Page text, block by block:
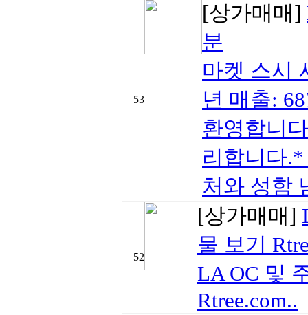
53
[상가매매]
분
마켓 스시
년 매출:
환영합니
리합니다
처와 성함
52
[상가매매]
물 보기
LA OC 및
Rtree.com..